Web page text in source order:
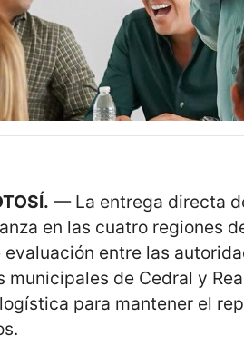
— La entrega directa
en las cuatro regiones
evaluación entre las
municipales de Cedral y
para mantener el